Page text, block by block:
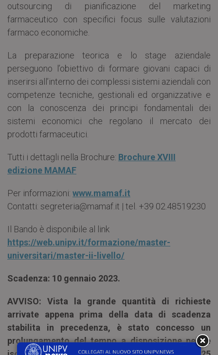
outsourcing di pianificazione del marketing
farmaceutico con specifici focus sulle valutazioni
farmaco economiche.
La preparazione teorica e lo stage aziendale
perseguono l’obiettivo di formare giovani capaci di
inserirsi all’interno dei complessi sistemi aziendali con
competenze tecniche, gestionali ed organizzative e
con la conoscenza dei principi fondamentali dei
sistemi economici che regolano il mercato dei
prodotti farmaceutici.
Tutti i dettagli nella Brochure: Brochure XVIII
edizione MAMAF
Per informazioni: www.mamaf.it
Contatti: segreteria@mamaf.it | tel. +39 02.48519230
Il Bando è disponibile al link
https://web.unipv.it/formazione/master-
universitari/master-ii-livello/
Scadenza: 10 gennaio 2023.
AVVISO: Vista la grande quantità di richieste
arrivate appena prima della data di scadenza
stabilita in precedenza, è stato concesso un
prolungamento del tempo a disposizione per le